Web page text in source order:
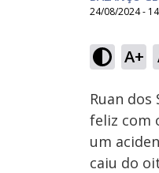
24/08/2024 -
A+
Ruan
feliz com
um
caiu do